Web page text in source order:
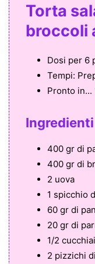
Torta
broccoli
Dosi per 6
Tempi:
Pronto in...
Ingredienti
400 gr di
400 gr di
2 uova
1 spicchio
60 gr di
20 gr di
1/2
2 pizzichi